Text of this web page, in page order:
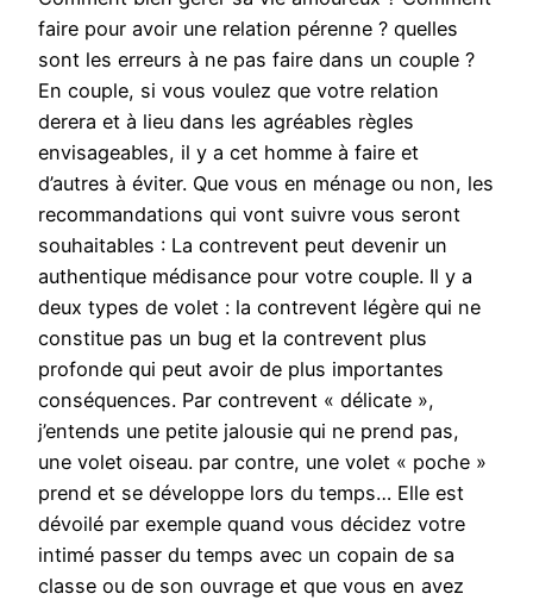
faire pour avoir une relation pérenne ? quelles
sont les erreurs à ne pas faire dans un couple ?
En couple, si vous voulez que votre relation
derera et à lieu dans les agréables règles
envisageables, il y a cet homme à faire et
d’autres à éviter. Que vous en ménage ou non, les
recommandations qui vont suivre vous seront
souhaitables : La contrevent peut devenir un
authentique médisance pour votre couple. Il y a
deux types de volet : la contrevent légère qui ne
constitue pas un bug et la contrevent plus
profonde qui peut avoir de plus importantes
conséquences. Par contrevent « délicate »,
j’entends une petite jalousie qui ne prend pas,
une volet oiseau. par contre, une volet « poche »
prend et se développe lors du temps… Elle est
dévoilé par exemple quand vous décidez votre
intimé passer du temps avec un copain de sa
classe ou de son ouvrage et que vous en avez